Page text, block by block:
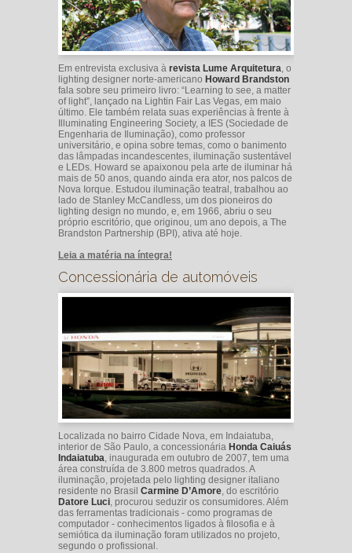
Em entrevista exclusiva à revista Lume Arquitetura, o
lighting designer norte-americano Howard Brandston
fala sobre seu primeiro livro: “Learning to see, a matter
of light”, lançado na Lightin Fair Las Vegas, em maio
último. Ele também relata suas experiências à frente à
Illuminating Engineering Society, a IES (Sociedade de
Engenharia de Iluminação), como professor
universitário, e opina sobre temas, como o banimento
das lâmpadas incandescentes, iluminação sustentável
e LEDs. Howard se apaixonou pela arte de iluminar há
mais de 50 anos, quando ainda era ator, nos palcos de
Nova Iorque. Estudou iluminação teatral, trabalhou ao
lado de Stanley McCandless, um dos pioneiros do
lighting design no mundo, e, em 1966, abriu o seu
próprio escritório, que originou, um ano depois, a The
Brandston Partnership (BPI), ativa até hoje.
Leia a matéria na íntegra!
Concessionária de automóveis
Localizada no bairro Cidade Nova, em Indaiatuba,
interior de São Paulo, a concessionária Honda Caiuás
Indaiatuba, inaugurada em outubro de 2007, tem uma
área construída de 3.800 metros quadrados. A
iluminação, projetada pelo lighting designer italiano
residente no Brasil Carmine D’Amore, do escritório
Datore Luci, procurou seduzir os consumidores. Além
das ferramentas tradicionais - como programas de
computador - conhecimentos ligados à filosofia e à
semiótica da iluminação foram utilizados no projeto,
segundo o profissional.